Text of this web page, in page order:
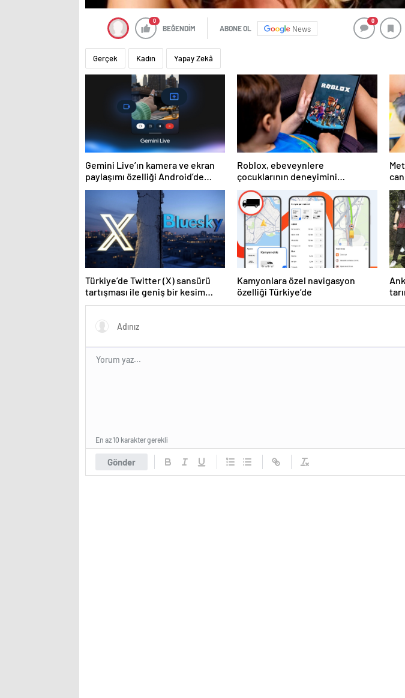
0
BEĞENDİM ABONE OL News
0
Gerçek Kadın Yapay Zekâ
Gemini Live’ın kamera ve ekran
paylaşımı özelliği Android’de
geldi
Roblox, ebeveynlere
çocuklarının deneyimini
kişiselleştirme imkanı sunan yeni
araçlarını duyurdu
Türkiye’de Twitter (X) sansürü
tartışması ile geniş bir kesim
BlueSky’a yöneldi!
Kamyonlara özel navigasyon
özelliği Türkiye’de
Gönder
En az 10 karakter gerekli